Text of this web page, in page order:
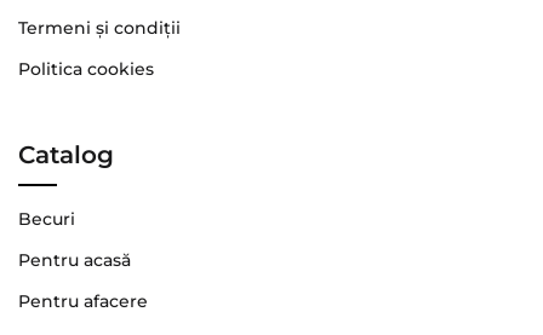
Termeni şi condiţii
Politica cookies
Catalog
Becuri
Pentru acasă
Pentru afacere